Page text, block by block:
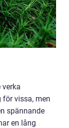
vissa, men
spännande
en lång